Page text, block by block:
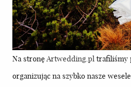
Na stronę Artwedding.pl trafiliśmy
organizując na szybko nasze